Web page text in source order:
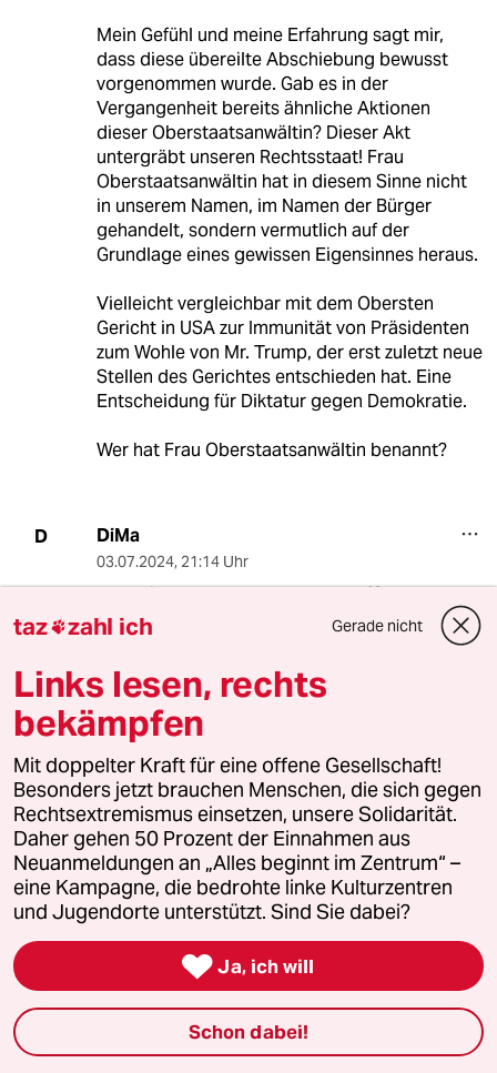
Mein Gefühl und meine Erfahrung sagt mir,
dass diese übereilte Abschiebung bewusst
vorgenommen wurde. Gab es in der
Vergangenheit bereits ähnliche Aktionen
dieser Oberstaatsanwältin? Dieser Akt
untergräbt unseren Rechtsstaat! Frau
Oberstaatsanwältin hat in diesem Sinne nicht
in unserem Namen, im Namen der Bürger
gehandelt, sondern vermutlich auf der
Grundlage eines gewissen Eigensinnes heraus.
Vielleicht vergleichbar mit dem Obersten
Gericht in USA zur Immunität von Präsidenten
zum Wohle von Mr. Trump, der erst zuletzt neue
Stellen des Gerichtes entschieden hat. Eine
Entscheidung für Diktatur gegen Demokratie.
Wer hat Frau Oberstaatsanwältin benannt?
D DiMa
03.07.2024, 21:14 Uhr
Ja, es ist bekannt, dass das BVerfG schnell
entscheidet, daher hätte der Anwalt auch viel
früher einen entsprechenden Antrag stellen
sollen. Am Vorabend hatte er mit der Presse
gesprochen anstatt erst mal das Fax
rauszuschicken. Die Vollziehbarkeit ab
Zustellung des Urteils des Kammergerichts
sollte ihm bekannt sein.
6G 608196 (Profil gelöscht)
04.07.2024,19:02 Uhr
@DiMa:
Am Vorabend war das Fax nicht
besetzt und ein bestätigter(!) Eingang
desselben ergo nicht gewährleistet.
taz zahl ich Gerade nicht
Links lesen, rechts
bekämpfen
Mit doppelter Kraft für eine offene Gesellschaft!
Besonders jetzt brauchen Menschen, die sich gegen
Rechtsextremismus einsetzen, unsere Solidarität.
Daher gehen 50 Prozent der Einnahmen aus
Neuanmeldungen an „Alles beginnt im Zentrum“ –
eine Kampagne, die bedrohte linke Kulturzentren
und Jugendorte unterstützt. Sind Sie dabei?
 Ja, ich will
Schon dabei!